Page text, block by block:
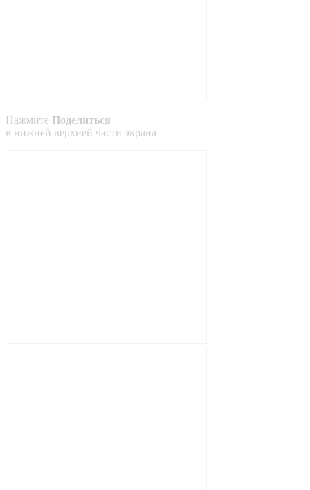
Нажмите Поделиться
в нижней верхней части экрана